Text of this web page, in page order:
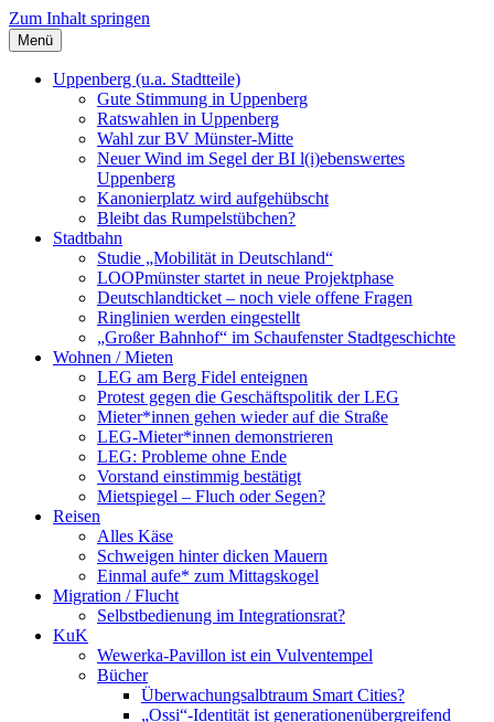
Zum Inhalt springen
Szybalski.de
Infos über und von Werner Szybalski (Münster)
Menü
Uppenberg (u.a. Stadtteile)
Gute Stimmung in Uppenberg
Ratswahlen in Uppenberg
Wahl zur BV Münster-Mitte
Neuer Wind im Segel der BI l(i)ebenswertes
Uppenberg
Kanonierplatz wird aufgehübscht
Bleibt das Rumpelstübchen?
Stadtbahn
Studie „Mobilität in Deutschland“
LOOPmünster startet in neue Projektphase
Deutschlandticket – noch viele offene Fragen
Ringlinien werden eingestellt
„Großer Bahnhof“ im Schaufenster Stadtgeschichte
Wohnen / Mieten
LEG am Berg Fidel enteignen
Protest gegen die Geschäftspolitik der LEG
Mieter*innen gehen wieder auf die Straße
LEG-Mieter*innen demonstrieren
LEG: Probleme ohne Ende
Vorstand einstimmig bestätigt
Mietspiegel – Fluch oder Segen?
Reisen
Alles Käse
Schweigen hinter dicken Mauern
Einmal aufe* zum Mittagskogel
Migration / Flucht
Selbstbedienung im Integrationsrat?
KuK
Wewerka-Pavillon ist ein Vulventempel
Bücher
Überwachungsalbtraum Smart Cities?
„Ossi“-Identität ist generationenübergreifend